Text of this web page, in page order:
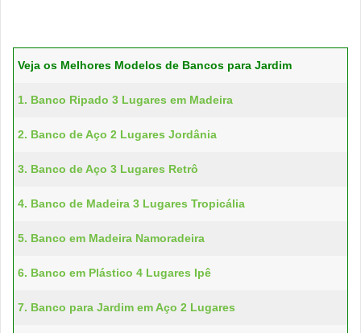
Veja os Melhores Modelos de Bancos para Jardim
1. Banco Ripado 3 Lugares em Madeira
2. Banco de Aço 2 Lugares Jordânia
3. Banco de Aço 3 Lugares Retrô
4. Banco de Madeira 3 Lugares Tropicália
5. Banco em Madeira Namoradeira
6. Banco em Plástico 4 Lugares Ipê
7. Banco para Jardim em Aço 2 Lugares